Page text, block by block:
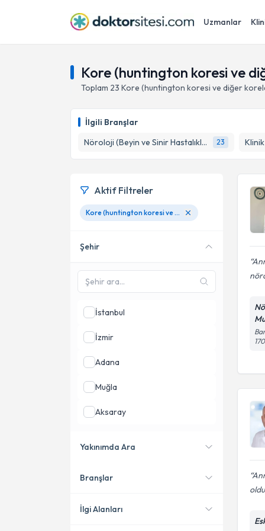
Uzmanlar
Kore (huntington koresi ve
Toplam 23 Kore (huntington koresi ve diğer
İlgili Branşlar
Nöroloji (Beyin ve Sinir Hastalıkları)
23
Aktif Filtreler
Kore (huntington koresi ve diğer koreler)
Şehir
İstanbul
İzmir
Adana
Muğla
Aksaray
Yakınımda Ara
Konumuma yakın uzmanları
Branşlar
İlgi Alanları